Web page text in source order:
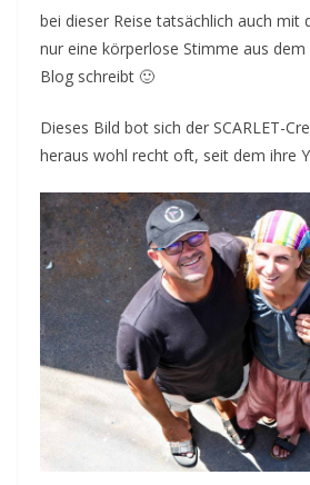
bei dieser Reise tatsächlich auch mit
nur eine körperlose Stimme aus dem
Blog schreibt 🙂
Dieses Bild bot sich der SCARLET-
heraus wohl recht oft, seit dem ihre